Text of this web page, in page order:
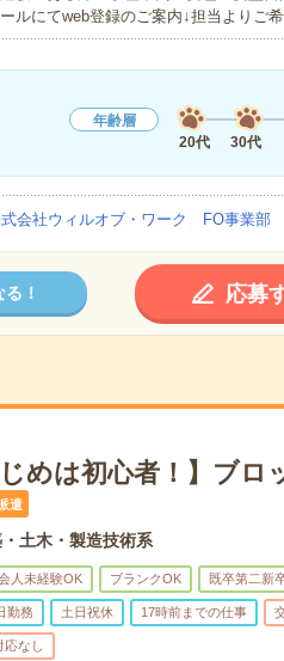
ルにてweb登録のご案内↓担当よりご
年齢層
20代
30代
会社ウィルオブ・ワーク FO事業部
！ 応募
じめは初心者！】ブ
遣
土木・製造技術系
人未経験OK ブランクOK 既卒第二新
勤務 土日祝休 17時前までの仕事
応なし